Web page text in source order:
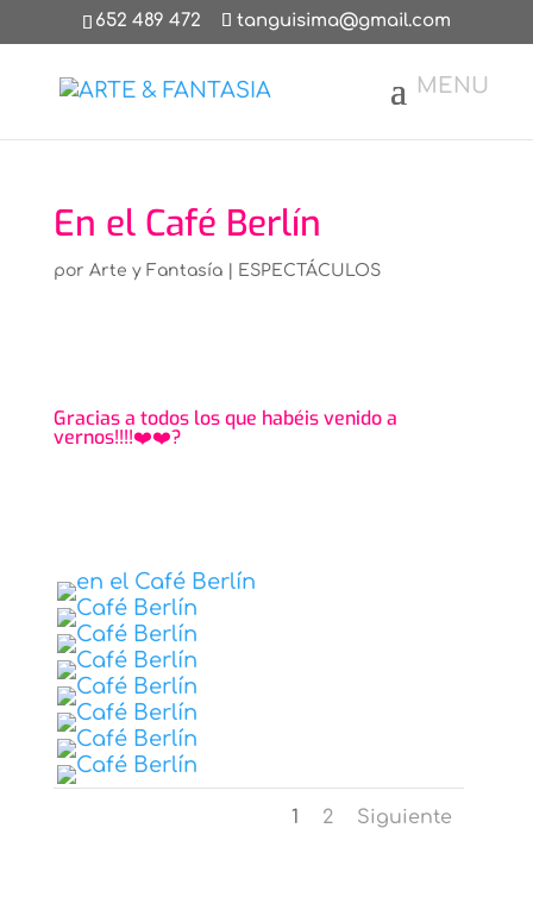
652 489 472 tanguisima@gmail.com
En el Café Berlín
por Arte y Fantasía| ESPECTÁCULOS
Gracias a todos los que habéis venido a
vernos!!!!❤️❤️?
1 2 Siguiente